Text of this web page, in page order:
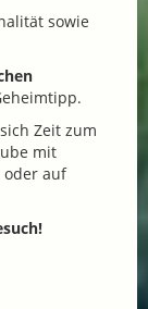
sowie
Zeit zum
mit
oder auf